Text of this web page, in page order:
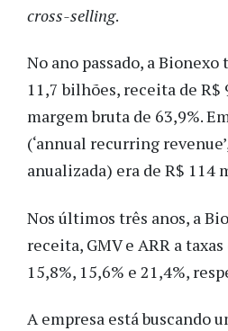
cross-selling.
No ano passado, a Bionexo
11,7 bilhões, receita de R$
margem bruta de 63,9%.
(‘annual recurring
anualizada) era de R$ 114
Nos últimos três anos, a
receita, GMV e ARR a
15,8%, 15,6% e 21,4%,
A empresa está buscando